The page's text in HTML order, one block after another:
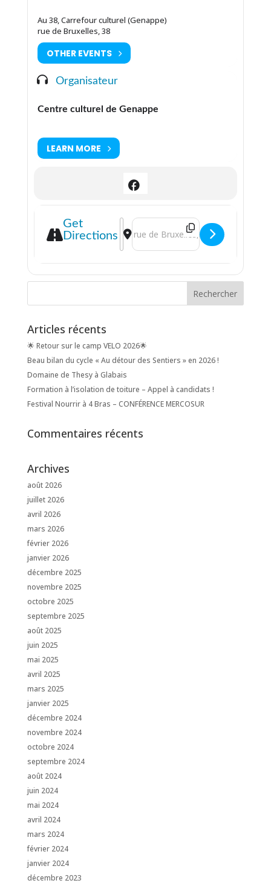
Au 38, Carrefour culturel (Genappe)
rue de Bruxelles, 38
OTHER EVENTS
Organisateur
Centre culturel de Genappe
LEARN MORE
Get
Directions
Address - Focus aînés [vetjUR5Pl]
Destination Address - Focus aînés
Articles récents
🌟 Retour sur le camp VELO 2026🌟
Beau bilan du cycle « Au détour des Sentiers » en 2026 !
Domaine de Thesy à Glabais
Formation à l’isolation de toiture – Appel à candidats !
Festival Nourrir à 4 Bras – CONFÉRENCE MERCOSUR
Commentaires récents
Archives
août 2026
juillet 2026
avril 2026
mars 2026
février 2026
janvier 2026
décembre 2025
novembre 2025
octobre 2025
septembre 2025
août 2025
juin 2025
mai 2025
avril 2025
mars 2025
janvier 2025
décembre 2024
novembre 2024
octobre 2024
septembre 2024
août 2024
juin 2024
mai 2024
avril 2024
mars 2024
février 2024
janvier 2024
décembre 2023